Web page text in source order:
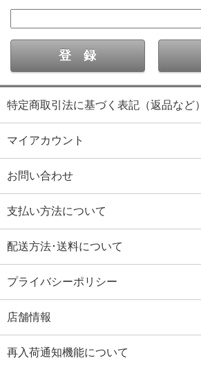
特定商取引法に基づく表記（返品など）
マイアカウント
お問い合わせ
支払い方法について
配送方法･送料について
プライバシーポリシー
店舗情報
再入荷通知機能について